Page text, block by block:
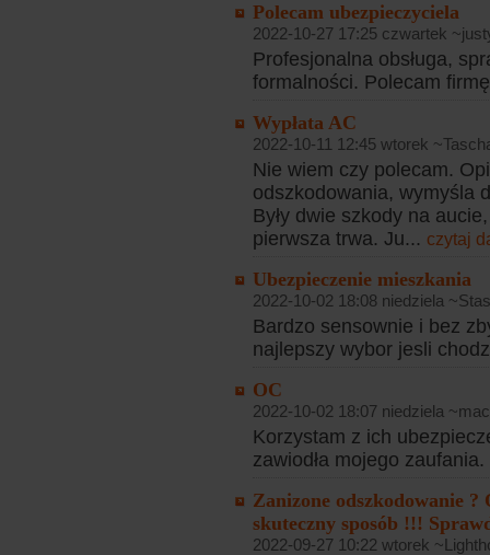
Polecam ubezpieczyciela
2022-10-27 17:25 czwartek
Profesjonalna obsługa,
formalności. Polecam firmę
Wypłata AC
2022-10-11 12:45 wtorek
Nie wiem czy polecam.
odszkodowania, wymyśla
Były dwie szkody na
pierwsza trwa. Ju... czytaj
Ubezpieczenie mieszkania
2022-10-02 18:08 niedziela
Bardzo sensownie i bez
najlepszy wybor jesli
OC
2022-10-02 18:07 niedziela
Korzystam z ich
zawiodła mojego
Zanizone odszkodowanie ?
skuteczny sposób !!!
2022-09-27 10:22 wtorek